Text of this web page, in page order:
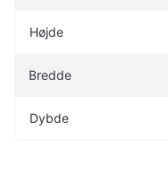
Højde
Bredde
Dybde